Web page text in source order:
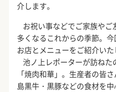
介します。
お祝い事などでご家族やご
多くなるこれからの季節。
お店とメニューをご紹介いた
池ノ上レポーターが訪ねた
「焼肉和華」。生産者の皆
島黒牛・黒豚などの食材を